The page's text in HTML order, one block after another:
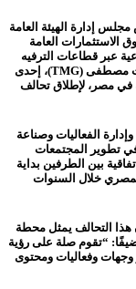
إدارة الهيئة العامة
العامة
عبر قطاعات الترفيه
والرياضة والثقافة، اتفاقية استراتيجية مع مجموعة طلعت مصطفى (TMG)، إحدى
في مصر، لإطلاق تحالف
الفعاليات وصناعة
تطوير المجتمعات
بين الطرفين بداية
خلال السنوات
هذا التحالف يمثل محطة
“تقوم صلة على رؤية
وفعاليات ومحتوى